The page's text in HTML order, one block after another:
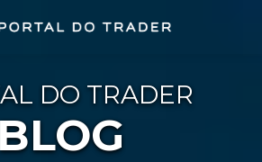
DO TRADER
BLOG